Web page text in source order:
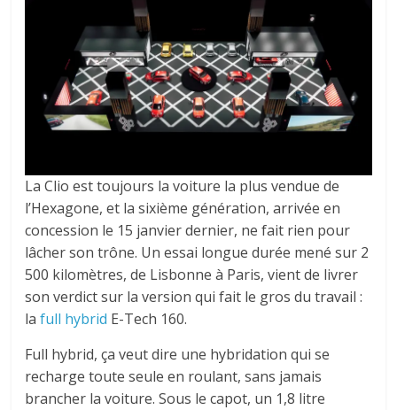
La Clio est toujours la voiture la plus vendue de
l’Hexagone, et la sixième génération, arrivée en
concession le 15 janvier dernier, ne fait rien pour
lâcher son trône. Un essai longue durée mené sur 2
500 kilomètres, de Lisbonne à Paris, vient de livrer
son verdict sur la version qui fait le gros du travail :
lafull hybrid E-Tech 160.
Full hybrid, ça veut dire une hybridation qui se
recharge toute seule en roulant, sans jamais
brancher la voiture. Sous le capot, un 1,8 litre